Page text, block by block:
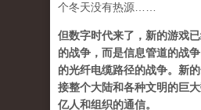
个冬天没有热源……
但数字时代来了，新的游戏
的战争，而是信息管道的战
的光纤电缆路径的战争。新
接整个大陆和各种文明的巨
亿人和组织的通信。